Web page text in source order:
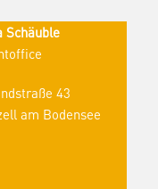
Schäuble
43
am Bodensee